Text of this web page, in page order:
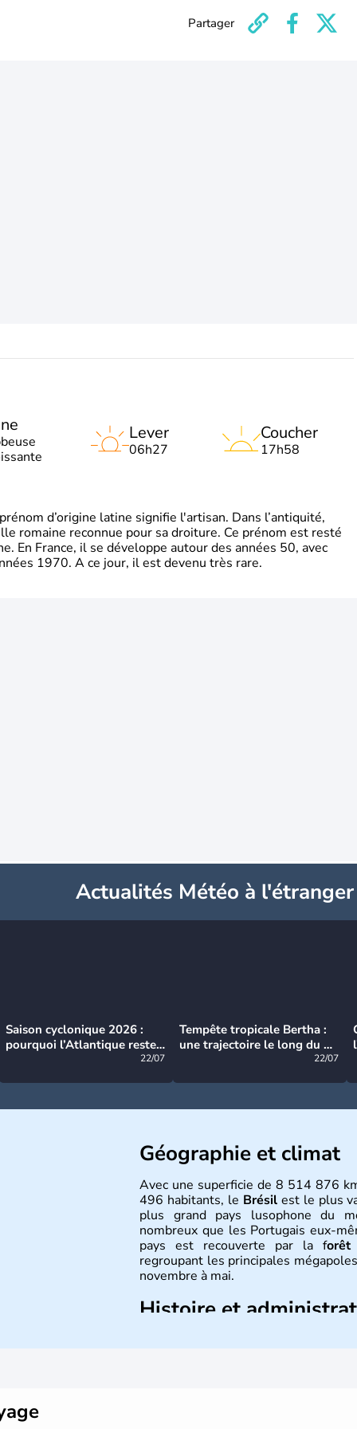
Partager
Lever
06h27
Coucher
17h58
d’origine latine signifie l'artisan. Dans l’antiquité,
romaine reconnue pour sa droiture. Ce prénom est resté
En France, il se développe autour des années 50, avec
1970. A ce jour, il est devenu très rare.
Actualités Météo à l'étranger
Saison cyclonique 2026 :
pourquoi l’Atlantique reste
22/07
Tempête tropicale Bertha :
une trajectoire le long du du
22/07
Géographie et climat
Avec une superficie de 8 514 876
496 habitants, le Brésilest le plus
plus grand pays lusophone du
nombreux que les Portugais eux-
pays est recouverte par la forêt
regroupant les principales
novembre à mai.
Histoire et